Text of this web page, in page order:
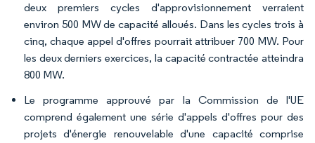
deux premiers cycles d'approvisionnement verraient
environ 500 MW de capacité alloués. Dans les cycles trois à
cinq, chaque appel d'offres pourrait attribuer 700 MW. Pour
les deux derniers exercices, la capacité contractée atteindra
800 MW.
Le programme approuvé par la Commission de l'UE
comprend également une série d'appels d'offres pour des
projets d'énergie renouvelable d'une capacité comprise